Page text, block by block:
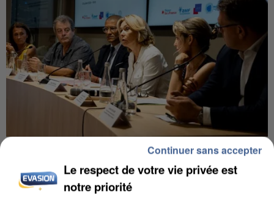
INCENDIES : L’ÎLE-DE-FRANCE LANCE UN ÉLAN
DE SOLIDARITÉ AVEC LES...
Le respect de votre vie privée est
notre priorité
Continuer sans accepter